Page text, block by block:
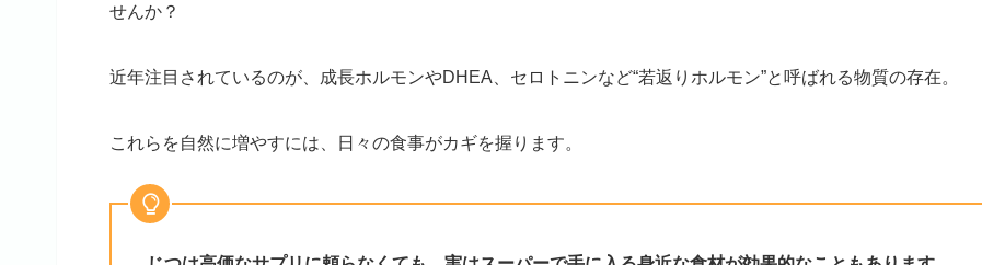
せんか？
近年注目されているのが、成長ホルモンやDHEA、セロトニンなど“若返りホルモン”と呼ばれる物質の存在。
これらを自然に増やすには、日々の食事がカギを握ります。